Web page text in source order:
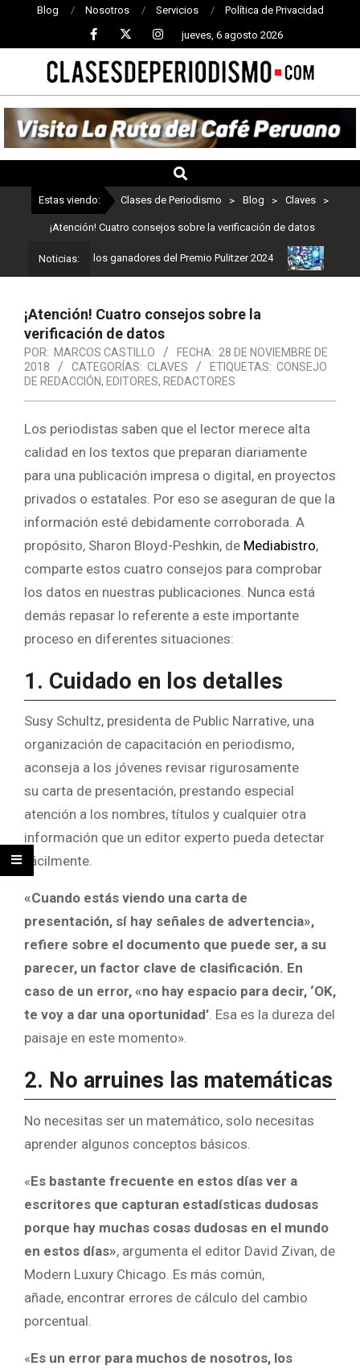
Blog Nosotros Servicios Política de Privacidad
jueves, 6 agosto 2026
CLASES
DE
PERIODISMO
Estas viendo: Clases de Periodismo > Blog > Claves >
¡Atención! Cuatro consejos sobre la verificación de datos
Noticias:
Estos son los ganadores del Premio Pulitzer 2024 Usuarios
¡Atención! Cuatro consejos sobre la
verificación de datos
POR: MARCOS CASTILLO FECHA: 28 DE NOVIEMBRE DE
2018
CATEGORÍAS: CLAVES ETIQUETAS: CONSEJO
DE REDACCIÓN, EDITORES, REDACTORES
Los periodistas saben que el lector merece alta
calidad en los textos que preparan diariamente
para una publicación impresa o digital, en proyectos
privados o estatales. Por eso se aseguran de que la
información esté debidamente corroborada. A
propósito, Sharon Bloyd-Peshkin, de Mediabistro,
comparte estos cuatro consejos para comprobar
los datos en nuestras publicaciones. Nunca está
demás repasar lo referente a este importante
proceso en diferentes situaciones:
1. Cuidado en los detalles
Susy Schultz, presidenta de Public Narrative, una
organización de capacitación en periodismo,
aconseja a los jóvenes revisar rigurosamente
su carta de presentación, prestando especial
atención a los nombres, títulos y cualquier otra
información que un editor experto pueda detectar
fácilmente.
«Cuando estás viendo una carta de
presentación, sí hay señales de advertencia»,
refiere sobre el documento que puede ser, a su
parecer, un factor clave de clasificación. En
caso de un error, «no hay espacio para decir, ‘OK,
te voy a dar una oportunidad’. Esa es la dureza del
paisaje en este momento».
2. No arruines las matemáticas
No necesitas ser un matemático, solo necesitas
aprender algunos conceptos básicos.
«Es bastante frecuente en estos días ver a
escritores que capturan estadísticas dudosas
porque hay muchas cosas dudosas en el mundo
en estos días», argumenta el editor David Zivan, de
Modern Luxury Chicago. Es más común,
añade, encontrar errores de cálculo del cambio
porcentual.
«Es un error para muchos de nosotros, los